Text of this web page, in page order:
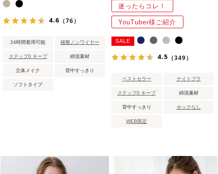
4.6 （76）
24時間着用可能 補整ノンワイヤー
ステップ0 キープ 綿混素材
立体メイク 背中すっきり
ソフトタイプ
迷ったらコレ！
YouTuber様ご紹介
SALE
4.5 （349）
ベストセラー ナイトブラ
ステップ0 キープ 綿混素材
背中すっきり ホックなし
WEB限定